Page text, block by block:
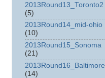
2013Round13_Toronto2
(5)
2013Round14_mid-ohio
(10)
2013Round15_Sonoma
(21)
2013Round16_Baltimore
(14)